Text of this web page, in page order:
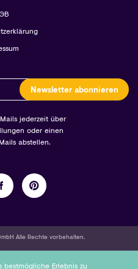
Newsletter abonnieren
jederzeit über
oder einen
abstellen.
Alle Rechte vorbehalten.
Erlebnis zu